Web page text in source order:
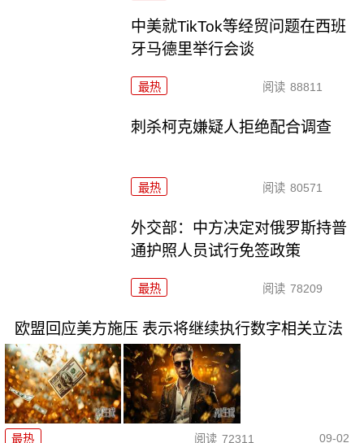
中美就TikTok等经贸问题在西班
牙马德里举行会谈
最热 阅读 88811
刺杀柯克嫌疑人拒绝配合调查
最热 阅读 80571
外交部：中方决定对俄罗斯持普
通护照人员试行免签政策
最热 阅读 78209
欧盟回应美方施压 表示将继续执行数字相关立法
最热 阅读 72311 09-02